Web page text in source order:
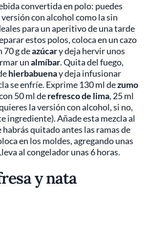
convertida en polo: puedes
con alcohol como la sin
para un aperitivo de una tarde
estos polos, coloca en un cazo
70 g deazúcary deja hervir unos
unalmíbar. Quita del fuego,
hierbabuenay deja infusionar
se enfríe. Exprime 130 ml dezumo
50 ml derefresco de lima, 25 ml
la versión con alcohol, si no,
ingrediente). Añade esta mezcla al
habrás quitado antes las ramas de
en los moldes, agregando unas
al congelador unas 6 horas.
y nata